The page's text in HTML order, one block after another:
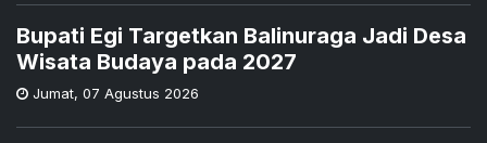
Bupati Egi Targetkan Balinuraga Jadi Desa
Wisata Budaya pada 2027
Jumat, 07 Agustus 2026